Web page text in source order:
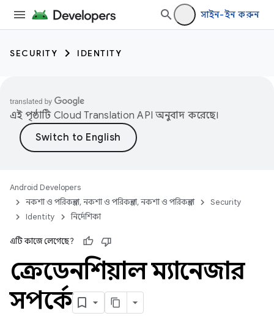
সাইন-ইন করুন
SECURITY IDENTITY
এই পৃষ্ঠাটি Cloud Translation API অনুবাদ করেছে।
Android Developers
নকশা ও পরিকল্পনা, নকশা ও পরিকল্পনা, নকশা ও পরিকল্পনা
Security
Identity
নির্দেশিকা
এটি কাজে লেগেছে?
ক্রেডেনশিয়াল ম্যানেজার
সম্পর্কে